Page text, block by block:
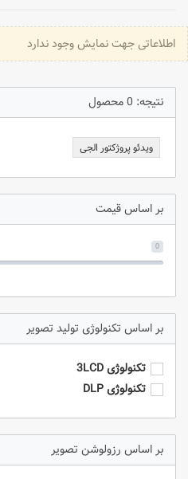
اطلاعاتی جهت نمایش وجود ندارد
نتیجه: 0 محصول
ویدئو پروژکتور الجی
بر اساس قیمت
0
تکنولوژی تولید تصویر
تکنولوژی 3LCD
تکنولوژی DLP
رزولوشن تصویر